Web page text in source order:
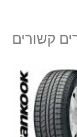
קשורים